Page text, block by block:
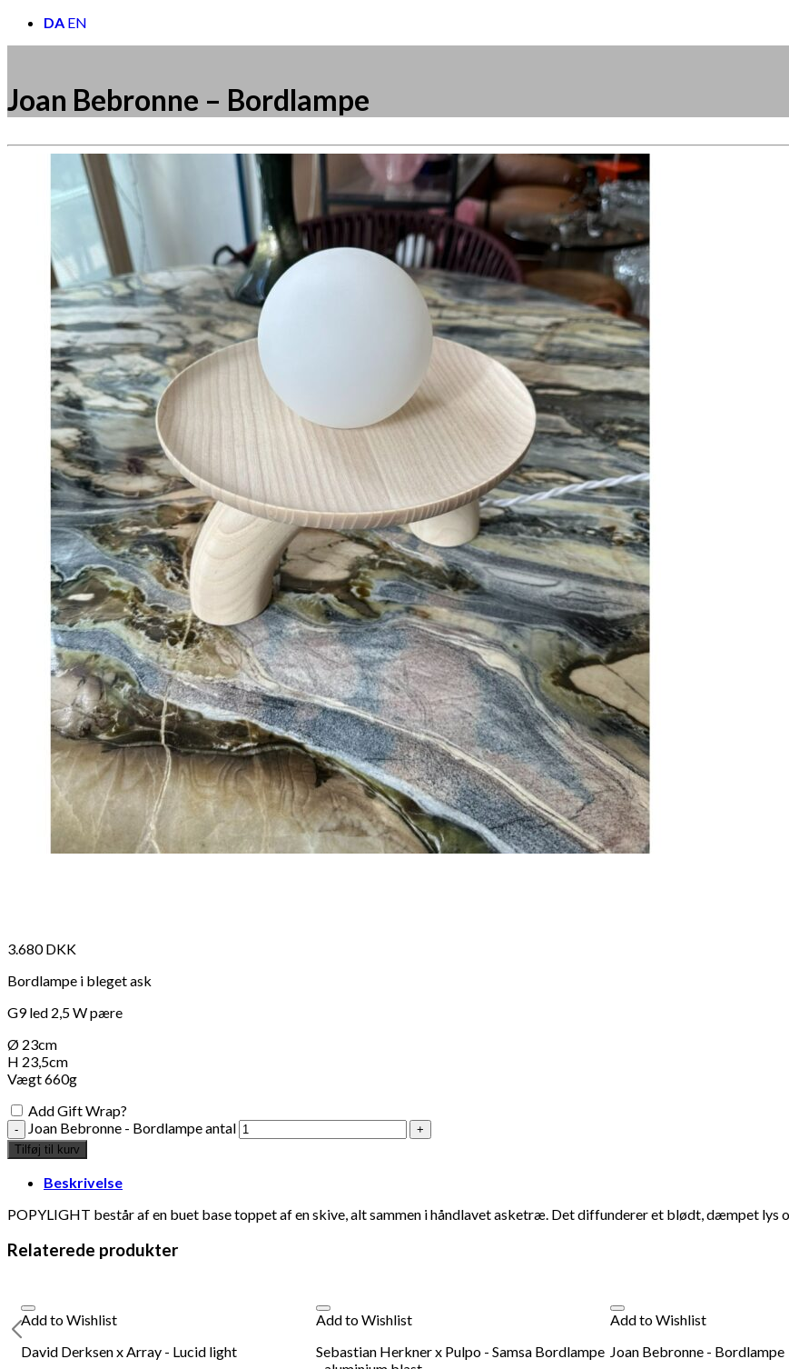
DA EN
Joan Bebronne – Bordlampe
Måske kunne nogle af disse produkter have din interesse?
Add to Wishlist
"Choucroute" Plakat - Peter Kjær-Andersen 70x100 cm
DKKTilføj til kurv
Se kurvKasse
3.680DKK
Bordlampe i bleget ask
G9 led 2,5 W pære
Ø 23cm
H 23,5cm
Vægt 660g
Add Gift Wrap?
Joan Bebronne - Bordlampe antal
Tilføj til kurv
Beskrivelse
POPYLIGHT består af en buet base toppet af en skive, alt sammen i håndlavet asketræ. Det diffunderer et blødt, dæmpet lys
Relaterede produkter
Add to Wishlist
David Derksen x Array - Lucid light
Add to Wishlist
Sebastian Herkner x Pulpo - Samsa Bordlampe
Add to Wishlist
Joan Bebronne - Bordlampe